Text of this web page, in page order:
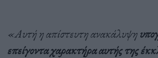
«Αυτή η απίστευτη ανακάλυψη
επείγοντα χαρακτήρα αυτής της